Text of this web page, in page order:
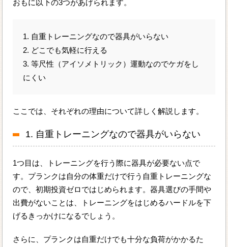
おもに以下の3つがあげられます。
1. 自重トレーニングなので器具がいらない
2. どこでも気軽に行える
3. 等尺性（アイソメトリック）運動なのでケガをし
にくい
ここでは、それぞれの理由について詳しく解説します。
1. 自重トレーニングなので器具がいらない
1つ目は、トレーニングを行う際に器具が必要ない点で
す。プランクは自分の体重だけで行う自重トレーニングな
ので、初期投資ゼロではじめられます。器具選びの手間や
出費がないことは、トレーニングをはじめるハードルを下
げるきっかけになるでしょう。
さらに、プランクは自重だけでも十分な負荷がかかるた